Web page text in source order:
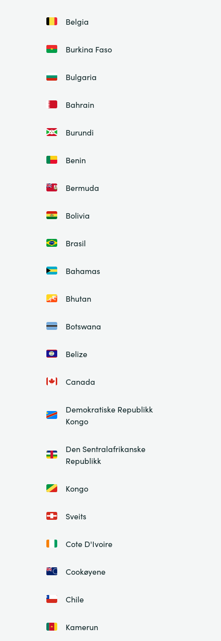
Belgia
Burkina Faso
Bulgaria
Bahrain
Burundi
Benin
Bermuda
Bolivia
Brasil
Bahamas
Bhutan
Botswana
Belize
Canada
Demokratiske Republikk
Kongo
Den Sentralafrikanske
Republikk
Kongo
Sveits
Cote D'Ivoire
Cookøyene
Chile
Kamerun